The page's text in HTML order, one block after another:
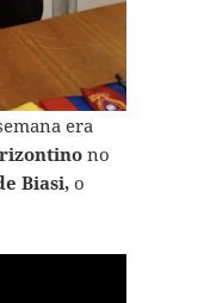
era
no
Biasi, o